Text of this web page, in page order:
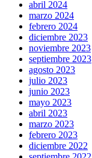
abril 2024
marzo 2024
febrero 2024
diciembre 2023
noviembre 2023
septiembre 2023
agosto 2023
julio 2023
junio 2023
mayo 2023
abril 2023
marzo 2023
febrero 2023
diciembre 2022